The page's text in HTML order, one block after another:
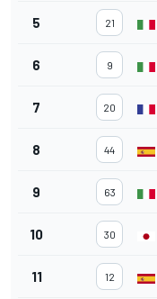
5 21
6 9
7 20
8 44
9 63
10 30
11 12